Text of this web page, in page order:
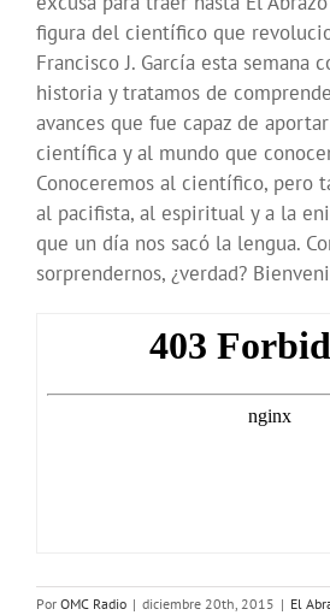
figura del científico que
Francisco J. García esta semana
historia y tratamos de
avances que fue capaz de
científica y al mundo que
Conoceremos al científico, pero
al pacifista, al espiritual y a la
que un día nos sacó la lengua.
sorprendernos, ¿verdad?
Por OMC Radio | diciembre 20th, 2015 | El